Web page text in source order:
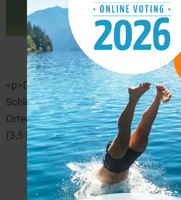
Burgsee 11,0
<p>Der Burgsee liegt in der Nähe von
Schleswig-Holstein. See-Freunde aus
Orten Busdorf (etwa 1,5 km vom See
(3,5 km bis zum Ufer) und Neuberend
mehr